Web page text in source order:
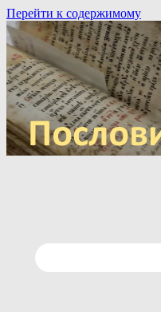
Перейти к содержимому